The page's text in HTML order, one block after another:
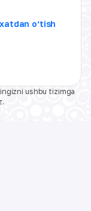
o‘tish
ushbu tizimga